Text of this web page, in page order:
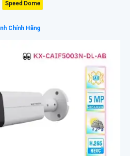
Speed Dome
Chính Hãng